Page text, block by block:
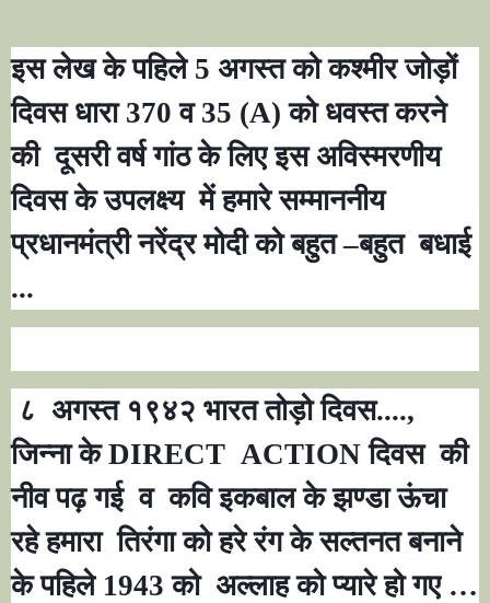
इस लेख के पहिले 5 अगस्त को कश्मीर जोड़ों
दिवस धारा 370 व 35 (A) को धवस्त करने
की दूसरी वर्ष गांठ के लिए इस अविस्मरणीय
दिवस के उपलक्ष्य में हमारे सम्माननीय
प्रधानमंत्री नरेंद्र मोदी को बहुत –बहुत बधाई
...
८ अगस्त १९४२ भारत तोड़ो दिवस....,
जिन्ना केDIRECT ACTIONदिवस की
नीव पढ़ गई व कवि इकबाल के झण्डा ऊंचा
रहे हमारा तिरंगा को हरे रंग के सल्तनत बनाने
के पहिले 1943 को अल्लाह को प्यारे हो गए …